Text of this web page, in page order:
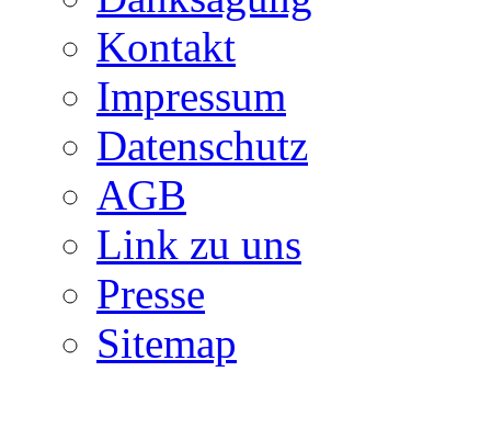
Kontakt
Impressum
Datenschutz
AGB
Link zu uns
Presse
Sitemap